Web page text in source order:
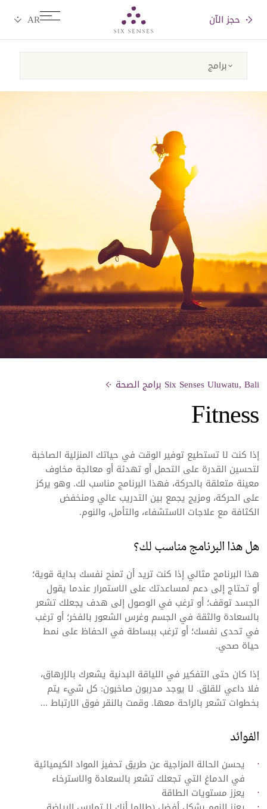
حجز الآن
Six Senses Uluwatu, Bali برامج الصحة
Fitness
إذا كنت لا تستطيع توفير الوقت في حياتك المنزلية الصاخبة
لتحسين القدرة على التحمل أو تهدئة أو معالجة مخاوف
معينة متعلقة بالحركة، فهذا البرنامج مناسب لك. وهو يركز
على الحركة، ومزيج يجمع بين التدريب عالي ومنخفض
الكثافة مع علاجات الاستشفاء، والتأمل، والنوم.
هل هذا البرنامج مناسب لك؟
هذا البرنامج مثالي إذا كنت تريد أن تمنح نفسك بداية قوية؛
أو تحتاج إلى دعم لمساعدتك على الاستمرار عندما يقول
الجسد توقف؛ أو ترغب في الوصول إلى هدف يجعلك تشعر
بالسعادة والثقة في الجسم وغرس الشعور بالفخر؛ أو ترغب
في تحدى نفسك؛ أو ترغب ببساطة في الحفاظ على نمط
حياة صحي.
إذا كان حتى التفكير في اللياقة البدنية يشعرك بالإرهاق،
فلا داعي للقلق. لا يوجد مدربون صاخبون: كل شيء يتم
بخطوات تشعر بالراحة معها. وقمت بالنقر فوق الارتباط ...
الفوائد
يحسن الحالة المزاجية عن طريق تحفيز المواد الكيميائية
في الدماغ التي تجعلك تشعر بالسعادة والاسترخاء
يعزز مستويات الطاقة